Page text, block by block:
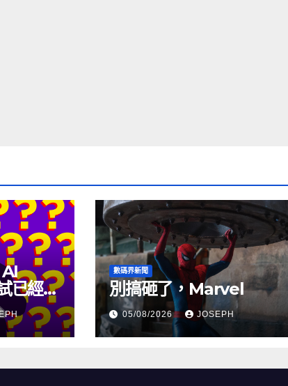
已經幾
數碼界新聞
別搞砸了，Marvel
05/08/2026 JOSEPH